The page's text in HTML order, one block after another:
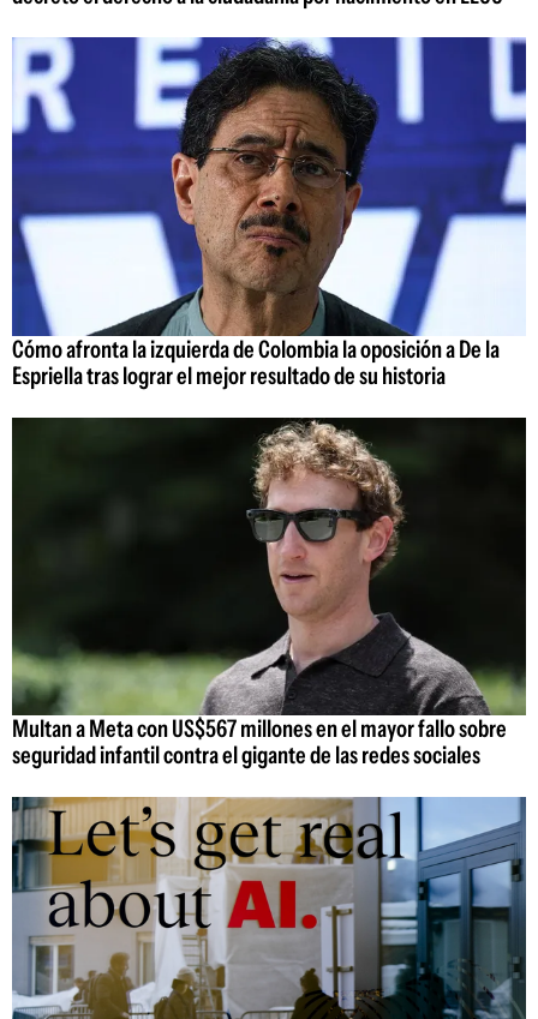
Cómo afronta la izquierda de Colombia la oposición a De la
Espriella tras lograr el mejor resultado de su historia
Multan a Meta con US$567 millones en el mayor fallo sobre
seguridad infantil contra el gigante de las redes sociales